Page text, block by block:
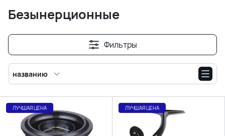
Безынерционные
Фильтры
названию
ЛУЧШАЯ ЦЕНА ЛУЧШАЯ ЦЕНА